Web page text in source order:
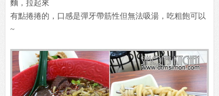
麵，拉起來
有點捲捲的，口感是彈牙帶筋性但無法吸湯，吃粗飽可以
~